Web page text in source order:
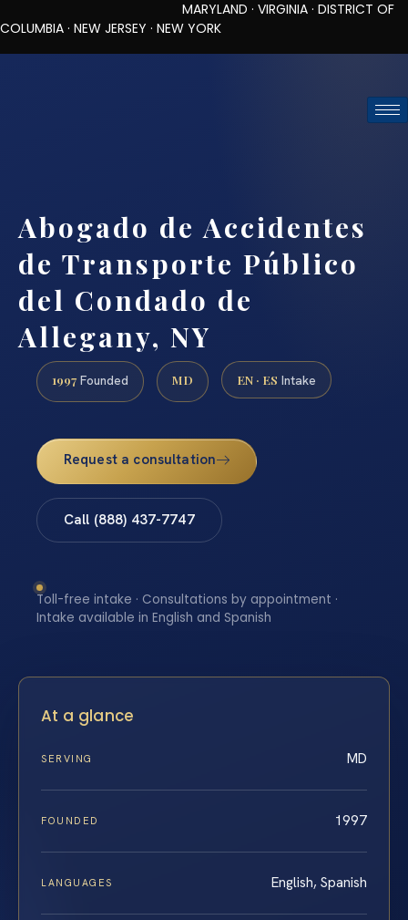
MARYLAND · VIRGINIA · DISTRICT OF
COLUMBIA · NEW JERSEY · NEW YORK
Abogado de Accidentes
de Transporte Público
del Condado de
Allegany, NY
1997 Founded MD EN · ES Intake
Request a consultation
Call (888) 437-7747
Toll-free intake · Consultations by appointment ·
Intake available in English and Spanish
At a glance
SERVING MD
FOUNDED 1997
LANGUAGES English, Spanish